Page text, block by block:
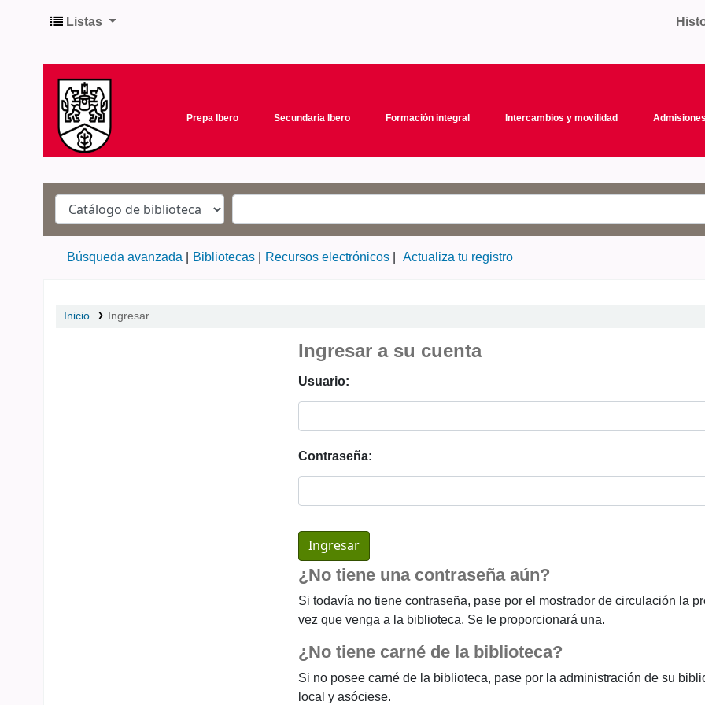
Listas
Prepa Ibero Secundaria Ibero Formación integral Intercambios y movilidad
Búsqueda avanzada Bibliotecas Recursos electrónicos Actualiza tu registro
Inicio Ingresar
Ingresar a su cuenta
Usuario:
Contraseña:
¿No tiene una contraseña aún?
Si todavía no tiene contraseña, pase por el mostrador de circulación la
vez que venga a la biblioteca. Se le proporcionará una.
¿No tiene carné de la biblioteca?
Si no posee carné de la biblioteca, pase por la administración de su
local y asóciese.